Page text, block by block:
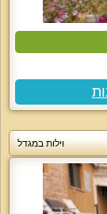
וילות במגדל